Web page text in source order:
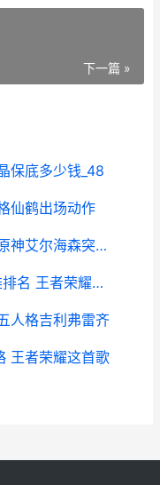
下一篇 »
保底多少钱_48
仙鹤出场动作
原神艾尔海森突破素材有那些 原神艾尔海森突破打哪个boss
王者荣耀荣耀s30升分绝顶英雄排名 王者荣耀荣耀称号哪个含金量最高
人格吉利弗雷齐
王者荣耀这首歌